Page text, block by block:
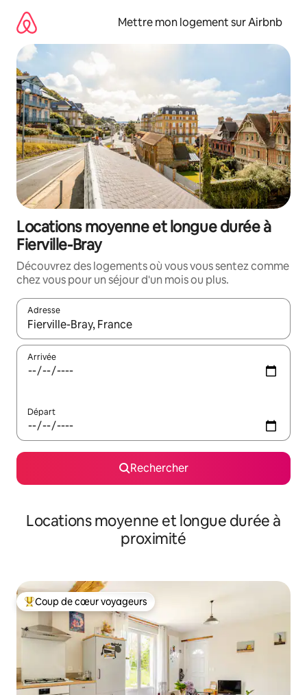
directement
contenu
Mettre mon logement sur Airbnb
Locations moyenne et longue durée à
Fierville-Bray
Découvrez des logements où vous vous sentez comme
chez vous pour un séjour d'un mois ou plus.
Adresse
Lorsque les résultats s'affichent, utilisez les flèches vers le
Arrivée
Départ
Rechercher
Locations moyenne et longue durée à
proximité
Coups de cœur voyageurs les plus appréciés
Coup de cœur voyageurs